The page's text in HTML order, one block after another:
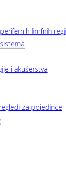
limfnih
i akušerstva
za pojedince